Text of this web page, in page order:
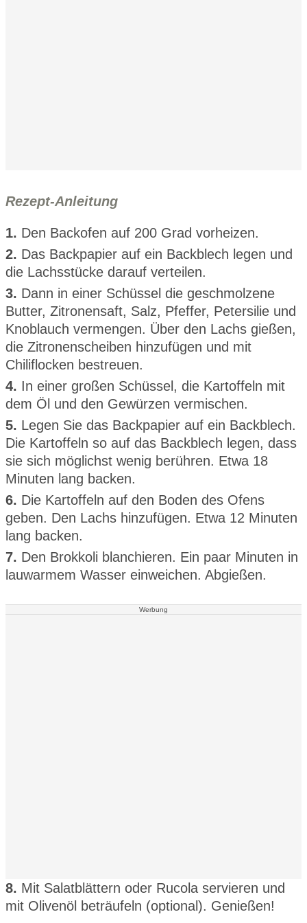
Rezept-Anleitung
1. Den Backofen auf 200 Grad vorheizen.
2. Das Backpapier auf ein Backblech legen und
die Lachsstücke darauf verteilen.
3. Dann in einer Schüssel die geschmolzene
Butter, Zitronensaft, Salz, Pfeffer, Petersilie und
Knoblauch vermengen. Über den Lachs gießen,
die Zitronenscheiben hinzufügen und mit
Chiliflocken bestreuen.
4. In einer großen Schüssel, die Kartoffeln mit
dem Öl und den Gewürzen vermischen.
5. Legen Sie das Backpapier auf ein Backblech.
Die Kartoffeln so auf das Backblech legen, dass
sie sich möglichst wenig berühren. Etwa 18
Minuten lang backen.
6. Die Kartoffeln auf den Boden des Ofens
geben. Den Lachs hinzufügen. Etwa 12 Minuten
lang backen.
7. Den Brokkoli blanchieren. Ein paar Minuten in
lauwarmem Wasser einweichen. Abgießen.
Werbung
8. Mit Salatblättern oder Rucola servieren und
mit Olivenöl beträufeln (optional). Genießen!